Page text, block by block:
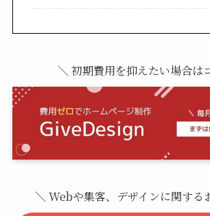
＼ 初期費用を抑えたい場合は
＼ Webや集客、デザインに関する